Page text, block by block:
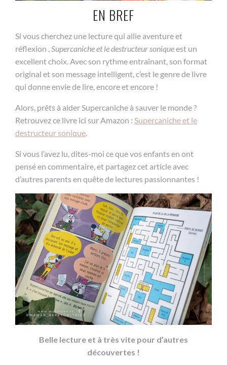
EN BREF
Si vous cherchez une lecture qui allie aventure et
réflexion ,Supercaniche et le destructeur soniqueest un
excellent choix. Avec son rythme entraînant, son format
original et son message intelligent, c’est le genre de livre
qui donne envie de lire, encore et encore !
Alors, prêts à aider Supercaniche à sauver le monde ?
Retrouvez ce livre ici sur Amazon : Supercaniche et le
destructeur sonique.
Si vous l’avez lu, dites-moi ce que vos enfants en ont
pensé en commentaire, et partagez cet article avec
d’autres parents en quête de lectures passionnantes !
Belle lecture et à très vite pour d’autres
découvertes !